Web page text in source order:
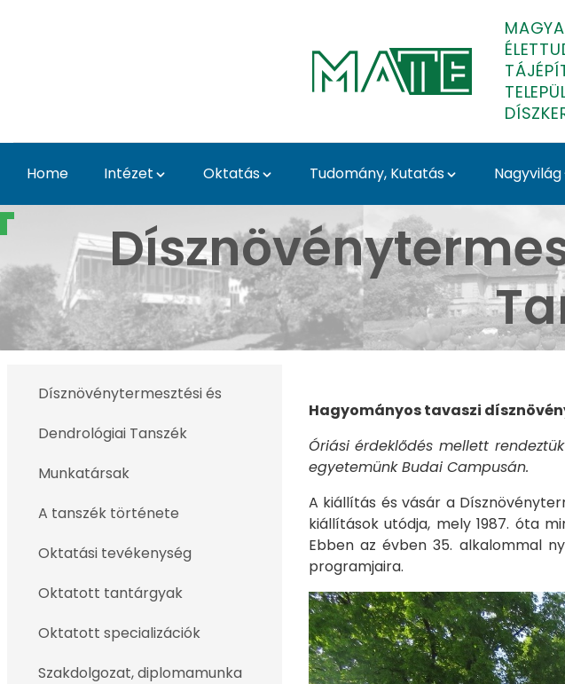
Home Intézet Oktatás Tudomány, Kutatás Nagyvilág
Tavaszi Dísznövény Kiállítás
Dísznövénytermesztési és
Dendrológiai Tanszék
Munkatársak
A tanszék története
Oktatási tevékenység
Oktatott tantárgyak
Oktatott specializációk
Szakdolgozat, diplomamunka
Hagyományos tavaszi
Óriási érdeklődés mellett
egyetemünk Budai Campusán.
A kiállítás és vásár a
kiállítások utódja, mely 1987. óta
Ebben az évben 35. alkalommal
programjaira.